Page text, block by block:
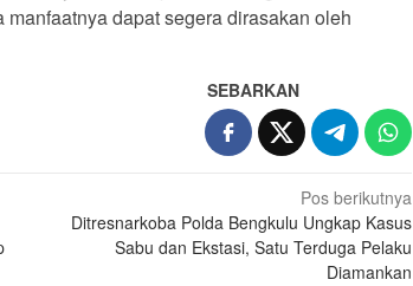
dapat segera dirasakan oleh
SEBARKAN
Pos berikutnya
Ditresnarkoba Polda Bengkulu Ungkap Kasus
Sabu dan Ekstasi, Satu Terduga Pelaku
Diamankan